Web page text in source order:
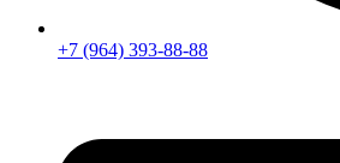
+7 (964) 393-88-88